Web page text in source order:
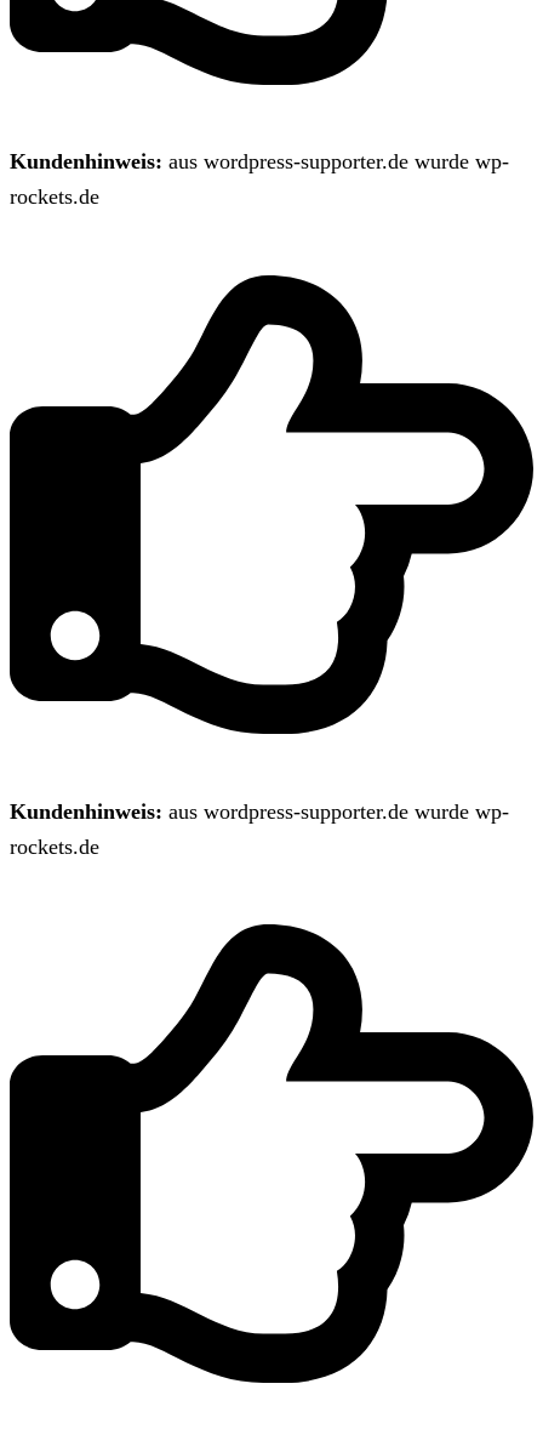
Kundenhinweis: aus wordpress-supporter.de wurde wp-
rockets.de
Kundenhinweis: aus wordpress-supporter.de wurde wp-
rockets.de